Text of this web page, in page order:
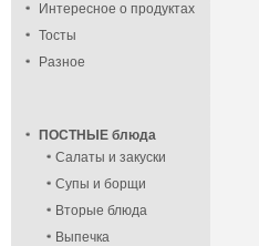
Интересное о продуктах
Тосты
Разное
ПОСТНЫЕ блюда
Салаты и закуски
Супы и борщи
Вторые блюда
Выпечка